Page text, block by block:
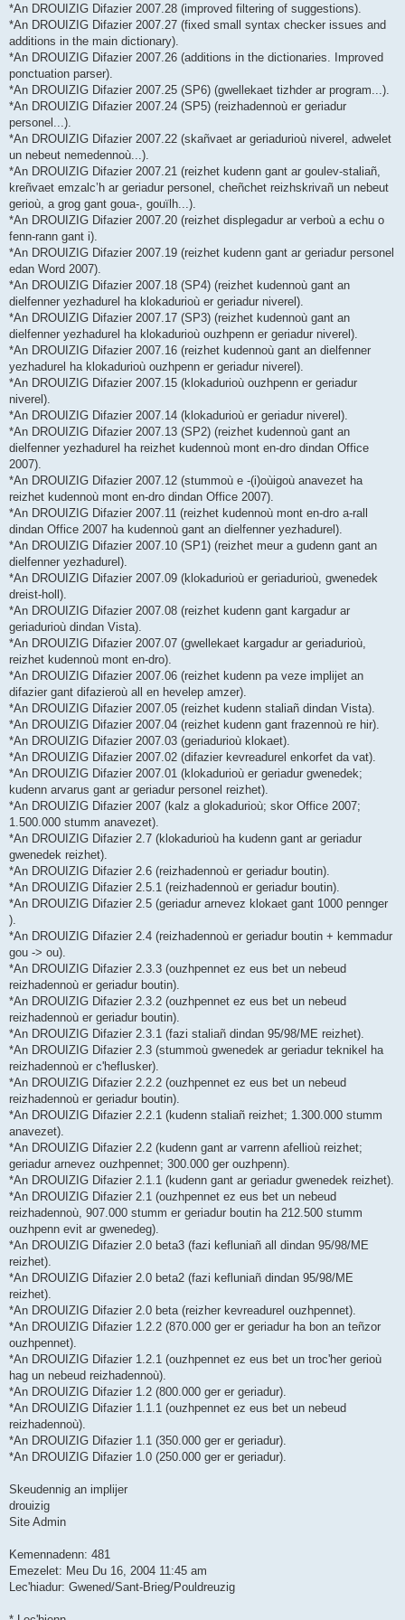
*An DROUIZIG Difazier 2007.28 (improved filtering of suggestions).
*An DROUIZIG Difazier 2007.27 (fixed small syntax checker issues and
additions in the main dictionary).
*An DROUIZIG Difazier 2007.26 (additions in the dictionaries. Improved
ponctuation parser).
*An DROUIZIG Difazier 2007.25 (SP6) (gwellekaet tizhder ar program...).
*An DROUIZIG Difazier 2007.24 (SP5) (reizhadennoù er geriadur
personel...).
*An DROUIZIG Difazier 2007.22 (skañvaet ar geriadurioù niverel, adwelet
un nebeut nemedennoù...).
*An DROUIZIG Difazier 2007.21 (reizhet kudenn gant ar goulev-staliañ,
kreñvaet emzalc’h ar geriadur personel, cheñchet reizhskrivañ un nebeut
gerioù, a grog gant goua-, gouïlh...).
*An DROUIZIG Difazier 2007.20 (reizhet displegadur ar verboù a echu o
fenn-rann gant i).
*An DROUIZIG Difazier 2007.19 (reizhet kudenn gant ar geriadur personel
edan Word 2007).
*An DROUIZIG Difazier 2007.18 (SP4) (reizhet kudennoù gant an
dielfenner yezhadurel ha klokadurioù er geriadur niverel).
*An DROUIZIG Difazier 2007.17 (SP3) (reizhet kudennoù gant an
dielfenner yezhadurel ha klokadurioù ouzhpenn er geriadur niverel).
*An DROUIZIG Difazier 2007.16 (reizhet kudennoù gant an dielfenner
yezhadurel ha klokadurioù ouzhpenn er geriadur niverel).
*An DROUIZIG Difazier 2007.15 (klokadurioù ouzhpenn er geriadur
niverel).
*An DROUIZIG Difazier 2007.14 (klokadurioù er geriadur niverel).
*An DROUIZIG Difazier 2007.13 (SP2) (reizhet kudennoù gant an
dielfenner yezhadurel ha reizhet kudennoù mont en-dro dindan Office
2007).
*An DROUIZIG Difazier 2007.12 (stummoù e -(i)oùigoù anavezet ha
reizhet kudennoù mont en-dro dindan Office 2007).
*An DROUIZIG Difazier 2007.11 (reizhet kudennoù mont en-dro a-rall
dindan Office 2007 ha kudennoù gant an dielfenner yezhadurel).
*An DROUIZIG Difazier 2007.10 (SP1) (reizhet meur a gudenn gant an
dielfenner yezhadurel).
*An DROUIZIG Difazier 2007.09 (klokadurioù er geriadurioù, gwenedek
dreist-holl).
*An DROUIZIG Difazier 2007.08 (reizhet kudenn gant kargadur ar
geriadurioù dindan Vista).
*An DROUIZIG Difazier 2007.07 (gwellekaet kargadur ar geriadurioù,
reizhet kudennoù mont en-dro).
*An DROUIZIG Difazier 2007.06 (reizhet kudenn pa veze implijet an
difazier gant difazieroù all en hevelep amzer).
*An DROUIZIG Difazier 2007.05 (reizhet kudenn staliañ dindan Vista).
*An DROUIZIG Difazier 2007.04 (reizhet kudenn gant frazennoù re hir).
*An DROUIZIG Difazier 2007.03 (geriadurioù klokaet).
*An DROUIZIG Difazier 2007.02 (difazier kevreadurel enkorfet da vat).
*An DROUIZIG Difazier 2007.01 (klokadurioù er geriadur gwenedek;
kudenn arvarus gant ar geriadur personel reizhet).
*An DROUIZIG Difazier 2007 (kalz a glokadurioù; skor Office 2007;
1.500.000 stumm anavezet).
*An DROUIZIG Difazier 2.7 (klokadurioù ha kudenn gant ar geriadur
gwenedek reizhet).
*An DROUIZIG Difazier 2.6 (reizhadennoù er geriadur boutin).
*An DROUIZIG Difazier 2.5.1 (reizhadennoù er geriadur boutin).
*An DROUIZIG Difazier 2.5 (geriadur arnevez klokaet gant 1000 pennger
).
*An DROUIZIG Difazier 2.4 (reizhadennoù er geriadur boutin + kemmadur
gou -> ou).
*An DROUIZIG Difazier 2.3.3 (ouzhpennet ez eus bet un nebeud
reizhadennoù er geriadur boutin).
*An DROUIZIG Difazier 2.3.2 (ouzhpennet ez eus bet un nebeud
reizhadennoù er geriadur boutin).
*An DROUIZIG Difazier 2.3.1 (fazi staliañ dindan 95/98/ME reizhet).
*An DROUIZIG Difazier 2.3 (stummoù gwenedek ar geriadur teknikel ha
reizhadennoù er c'heflusker).
*An DROUIZIG Difazier 2.2.2 (ouzhpennet ez eus bet un nebeud
reizhadennoù er geriadur boutin).
*An DROUIZIG Difazier 2.2.1 (kudenn staliañ reizhet; 1.300.000 stumm
anavezet).
*An DROUIZIG Difazier 2.2 (kudenn gant ar varrenn afellioù reizhet;
geriadur arnevez ouzhpennet; 300.000 ger ouzhpenn).
*An DROUIZIG Difazier 2.1.1 (kudenn gant ar geriadur gwenedek reizhet).
*An DROUIZIG Difazier 2.1 (ouzhpennet ez eus bet un nebeud
reizhadennoù, 907.000 stumm er geriadur boutin ha 212.500 stumm
ouzhpenn evit ar gwenedeg).
*An DROUIZIG Difazier 2.0 beta3 (fazi kefluniañ all dindan 95/98/ME
reizhet).
*An DROUIZIG Difazier 2.0 beta2 (fazi kefluniañ dindan 95/98/ME
reizhet).
*An DROUIZIG Difazier 2.0 beta (reizher kevreadurel ouzhpennet).
*An DROUIZIG Difazier 1.2.2 (870.000 ger er geriadur ha bon an teñzor
ouzhpennet).
*An DROUIZIG Difazier 1.2.1 (ouzhpennet ez eus bet un troc'her gerioù
hag un nebeud reizhadennoù).
*An DROUIZIG Difazier 1.2 (800.000 ger er geriadur).
*An DROUIZIG Difazier 1.1.1 (ouzhpennet ez eus bet un nebeud
reizhadennoù).
*An DROUIZIG Difazier 1.1 (350.000 ger er geriadur).
*An DROUIZIG Difazier 1.0 (250.000 ger er geriadur).
Skeudennig an implijer
drouizig
Site Admin
Kemennadenn: 481
Emezelet: Meu Du 16, 2004 11:45 am
Lec'hiadur: Gwened/Sant-Brieg/Pouldreuzig